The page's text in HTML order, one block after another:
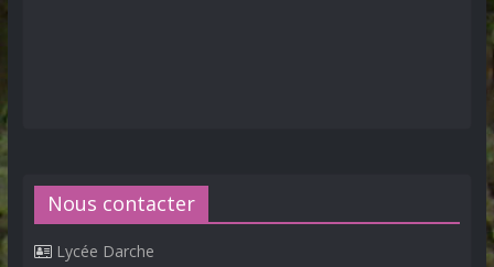
Nous contacter
Lycée Darche